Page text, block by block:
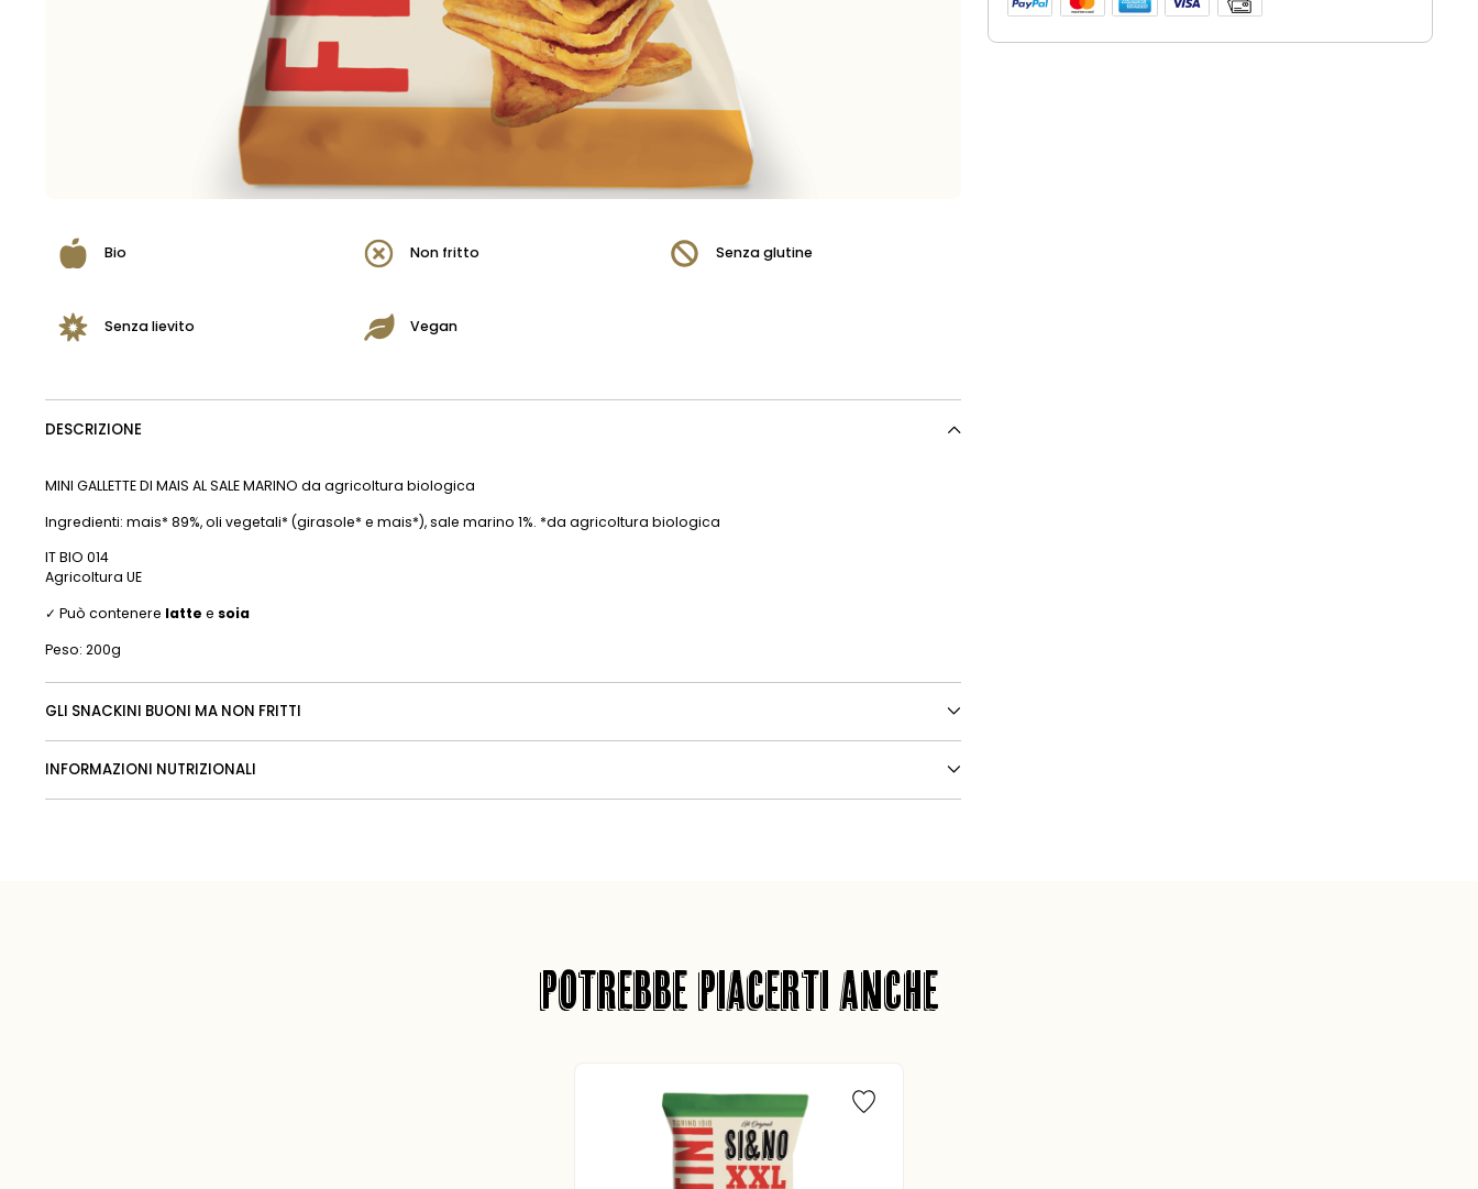
Bio Non fritto Senza glutine
Senza lievito Vegan
DESCRIZIONE
MINI GALLETTE DI MAIS AL SALE MARINO da agricoltura biologica
Ingredienti: mais* 89%, oli vegetali* (girasole* e mais*), sale marino 1%. *da agricoltura biologica
IT BIO 014
Agricoltura UE
✓ Può contenere latte esoia
Peso: 200g
GLI SNACKINI BUONI MA NON FRITTI
INFORMAZIONI NUTRIZIONALI
POTREBBE PIACERTI ANCHE